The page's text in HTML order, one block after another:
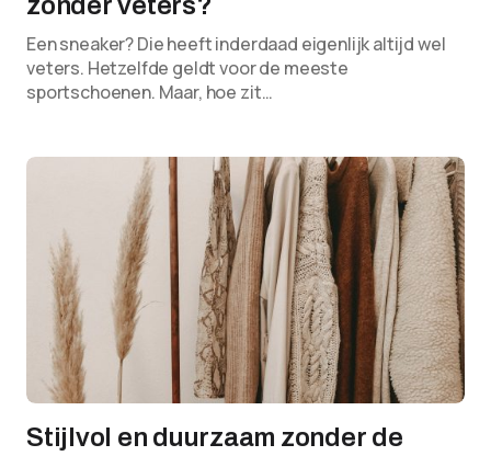
Een sneaker? Die heeft inderdaad eigenlijk altijd wel
veters. Hetzelfde geldt voor de meeste
sportschoenen. Maar, hoe zit…
Stijlvol en duurzaam zonder de